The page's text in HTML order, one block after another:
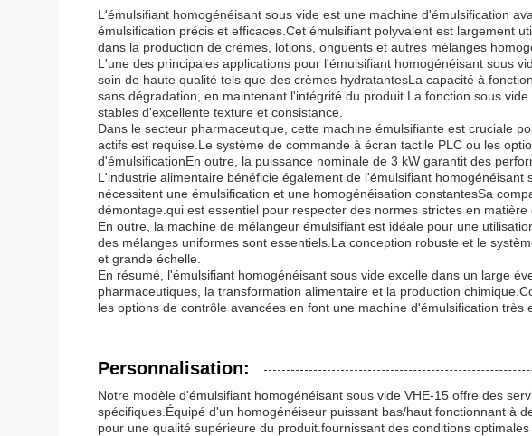
L'émulsifiant homogénéisant sous vide est une machine d'émulsification
émulsification précis et efficaces.Cet émulsifiant polyvalent est largement
dans la production de crèmes, lotions, onguents et autres mélanges
L'une des principales applications pour l'émulsifiant homogénéisant sous
soin de haute qualité tels que des crèmes hydratantesLa capacité à
sans dégradation, en maintenant l'intégrité du produit.La fonction sous
stables d'excellente texture et consistance.
Dans le secteur pharmaceutique, cette machine émulsifiante est cruciale
actifs est requise.Le système de commande à écran tactile PLC ou les
d'émulsificationEn outre, la puissance nominale de 3 kW garantit des
L'industrie alimentaire bénéficie également de l'émulsifiant
nécessitent une émulsification et une homogénéisation constantesSa
démontage.qui est essentiel pour respecter des normes strictes en
En outre, la machine de mélangeur émulsifiant est idéale pour une
des mélanges uniformes sont essentiels.La conception robuste et le
et grande échelle.
En résumé, l'émulsifiant homogénéisant sous vide excelle dans un large
pharmaceutiques, la transformation alimentaire et la production
les options de contrôle avancées en font une machine d'émulsification
Personnalisation:
Notre modèle d'émulsifiant homogénéisant sous vide VHE-15 offre des
spécifiques.Équipé d'un homogénéiseur puissant bas/haut fonctionnant à
pour une qualité supérieure du produit.fournissant des conditions